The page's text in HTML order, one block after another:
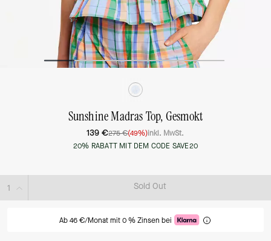
Sunshine Madras Top, Gesmokt
139 €275 €(49%)inkl. MwSt.
20% RABATT MIT DEM CODE SAVE20
Sold Out
Ab 46 €/Monat mit 0 % Zinsen bei